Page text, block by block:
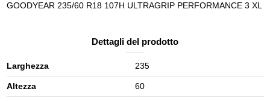
GOODYEAR 235/60 R18 107H ULTRAGRIP PERFORMANCE 3 XL
Dettagli del prodotto
Larghezza 235
Altezza 60